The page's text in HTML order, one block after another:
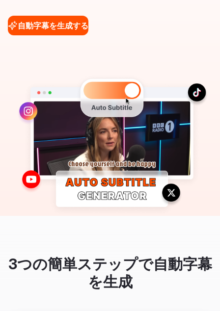
自動字幕を生成する
3つの簡単ステップで自動字幕
を生成